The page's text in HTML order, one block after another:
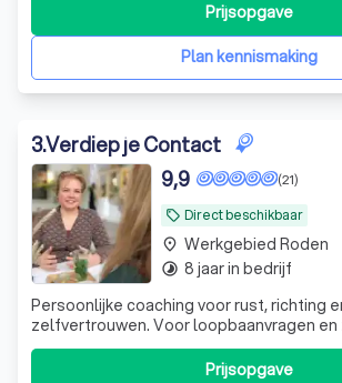
Plan kennismaking
Prijsopgave
3.Verdiep je Contact
local_offer Direct beschikbaar
(21)
9,9
Persoonlijke coaching voor rust, richting
zelfvertrouwen. Voor loopbaanvragen en
voelt je gezien, krijgt helder inzicht en
met nieuwe energie verder.Prijsopgave
place Werkgebied Roden
timelapse 8 jaar in bedrijf